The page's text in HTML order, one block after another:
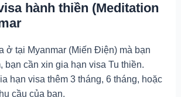
hành thiền (Meditation
ở tại Myanmar (Miến Điện) mà bạn
bạn cần xin gia hạn visa Tu thiền.
hạn visa thêm 3 tháng, 6 tháng, hoặc
cầu của bạn.